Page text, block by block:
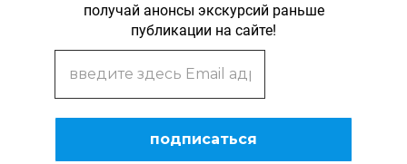
получай анонсы экскурсий раньше
публикации на сайте!